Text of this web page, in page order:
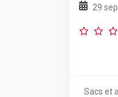
29
Sacs et